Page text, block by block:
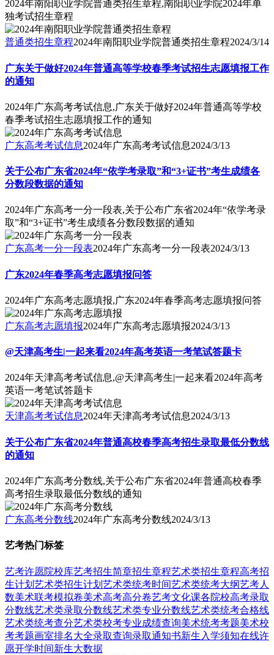
2024年南阳职业学院普通类招生章程,南阳职业学院2024年单
独考试招生章程
普通类招生章程2024年南阳职业学院普通类招生章程2024/3/14
广东关于做好2024年普通高等学校春季考试招生志愿填报工作
的通知
2024年广东高考考试信息,广东关于做好2024年普通高等学校
春季考试招生志愿填报工作的通知
广东高考考试信息2024年广东高考考试信息2024/3/13
关于公布广东省2024年“依学考录取”和“3+证书”考生成绩各
分数段数据的通知
2024年广东高考一分一段表,关于公布广东省2024年“依学考录
取”和“3+证书”考生成绩各分数段数据的通知
广东高考一分一段表2024年广东高考一分一段表2024/3/13
广东2024年春季高考志愿填报问答
2024年广东高考志愿填报,广东2024年春季高考志愿填报问答
广东高考志愿填报2024年广东高考志愿填报2024/3/13
@天津高考生|一起来看2024年高考英语一考笔试答题卡
2024年天津高考考试信息,@天津高考生|一起来看2024年高考
英语一考笔试答题卡
天津高考考试信息2024年天津高考考试信息2024/3/13
关于公布广东省2024年普通高校春季高考招生录取最低分数线
的通知
2024年广东高考分数线,关于公布广东省2024年普通高校春季
高考招生录取最低分数线的通知
广东高考分数线2024年广东高考分数线2024/3/13
艺考热门标签
艺考许愿院校库艺考招生简章招生章程艺术类招生章程高考招
生计划 艺术类招生计划 艺术类统考时间艺术类统考大纲艺考人
数美术联考模拟卷美术高考高分卷艺考文化课各院校高考录取
分数线艺术类录取分数线艺术类专业分数线艺术类统考合格线
艺术类统考查分艺术类校考专业成绩查询美术统考考题美术校
考考题画室排名大全录取查询录取通知书新生入学须知在线许
愿开学时间新生大数据